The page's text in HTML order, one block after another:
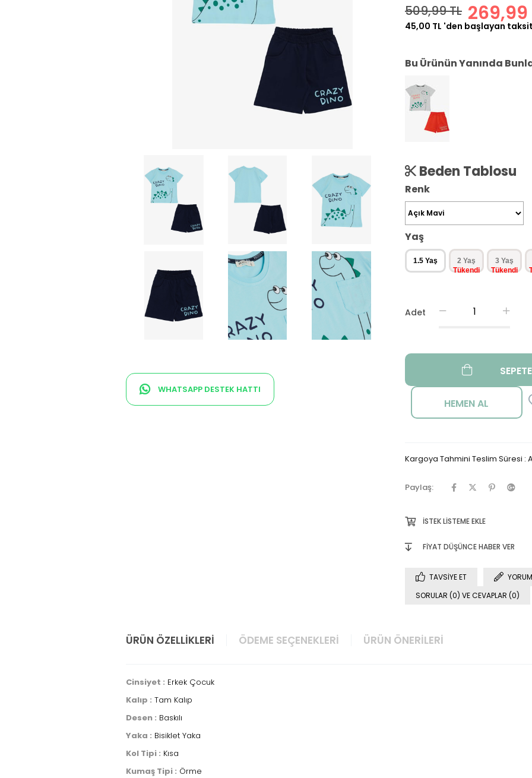
WHATSAPP DESTEK HATTI
509,99 TL 269,99
45,00 TL 'den başlayan
Bu Ürünün Yanında
Beden Tablosu
Renk
Yaş
1.5 Yaş 2 Yaş 3 Yaş
Adet
Kargoya Tahmini Teslim Süresi :
Paylaş:
İSTEK LISTEME EKLE
FIYAT DÜŞÜNCE HABER VER
TAVSIYE ET
SORULAR (0) VE CEVAPLAR (0)
ÜRÜN ÖZELLIKLERI ÖDEME SEÇENEKLERI ÜRÜN ÖNERILERI
Cinsiyet : Erkek Çocuk
Kalıp : Tam Kalıp
Desen : Baskılı
Yaka : Bisiklet Yaka
Kol Tipi : Kısa
Kumaş Tipi : Örme